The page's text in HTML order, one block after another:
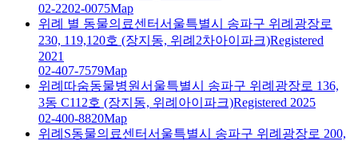
02-2202-0075Map
위례 별 동물의료센터서울특별시 송파구 위례광장로
230, 119,120호 (장지동, 위례2차아이파크)Registered
2021
02-407-7579Map
위례따숨동물병원서울특별시 송파구 위례광장로 136,
3동 C112호 (장지동, 위례아이파크)Registered 2025
02-400-8820Map
위례S동물의료센터서울특별시 송파구 위례광장로 200,